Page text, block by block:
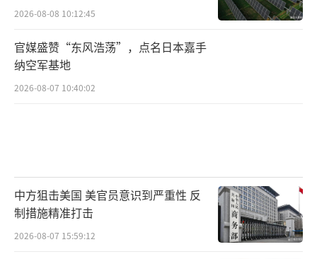
2026-08-08 10:12:45
官媒盛赞“东风浩荡”，点名日本嘉手
纳空军基地
2026-08-07 10:40:02
中方狙击美国 美官员意识到严重性 反
制措施精准打击
2026-08-07 15:59:12